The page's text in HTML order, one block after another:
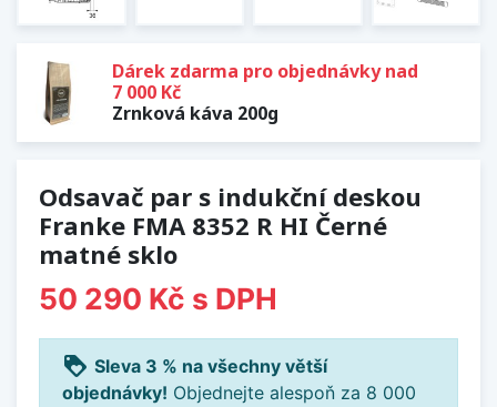
Dárek zdarma pro objednávky nad
7 000 Kč
Zrnková káva 200g
Odsavač par s indukční deskou
Franke FMA 8352 R HI Černé
matné sklo
50 290 Kč s DPH
loyalty Sleva 3 % na všechny větší
objednávky! Objednejte alespoň za 8 000